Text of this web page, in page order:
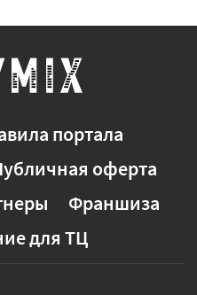
портала
оферта
Франшиза
для ТЦ